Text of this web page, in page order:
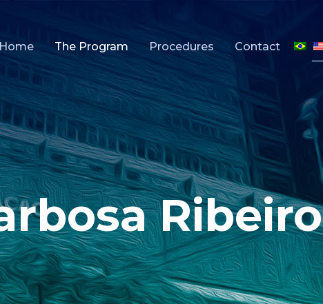
Home The Program Procedures Contact
Ribeiro